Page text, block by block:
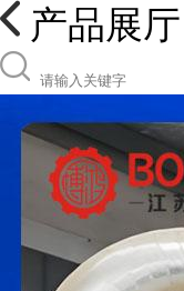
产品展厅